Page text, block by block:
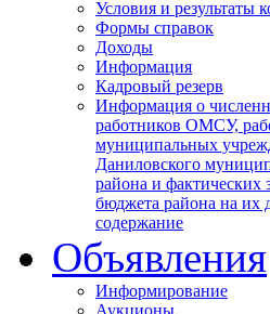
Условия и результаты
Формы справок
Доходы
Информация
Кадровый резерв
Информация о
работников ОМСУ,
муниципальных
Даниловского
района и фактических
бюджета района на их
содержание
Объявления
Информирование
Аукционы